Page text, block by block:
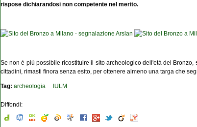
rispose dichiarandosi non competente nel merito.
Se non è più possibile ricostituire il sito archeologico dell'età del Bronzo,
cittadini, rimasti finora senza esito, per ottenere almeno una targa che
Tag: archeologia IULM
Diffondi: